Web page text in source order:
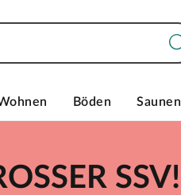
Böden Saunen
SSV!